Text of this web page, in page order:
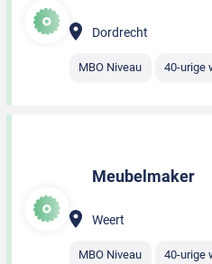
Dordrecht
MBO Niveau 40-urige
Meubelmaker
Weert
MBO Niveau 40-urige